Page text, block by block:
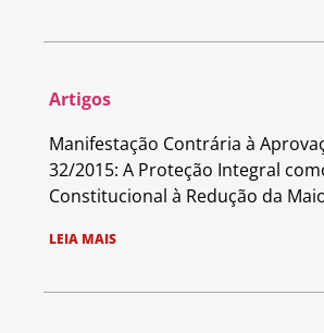
Artigos
Manifestação Contrária à
32/2015: A Proteção Integral
Constitucional à Redução da
LEIA MAIS